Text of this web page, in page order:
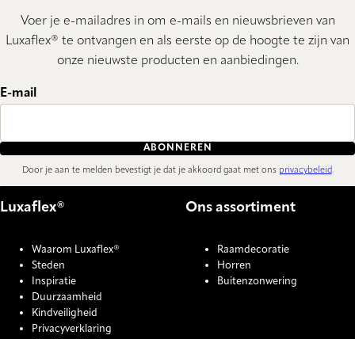
Voer je e-mailadres in om e-mails en nieuwsbrieven van
Luxaflex® te ontvangen en als eerste op de hoogte te zijn van
onze nieuwste producten en aanbiedingen.
E-mail
ABONNEREN
Door je aan te melden bevestigt je dat je akkoord gaat met ons privacybeleid.
Luxaflex®
Waarom Luxaflex®
Steden
Inspiratie
Duurzaamheid
Kindveiligheid
Privacyverklaring
Ons assortiment
Raamdecoratie
Horren
Buitenzonwering